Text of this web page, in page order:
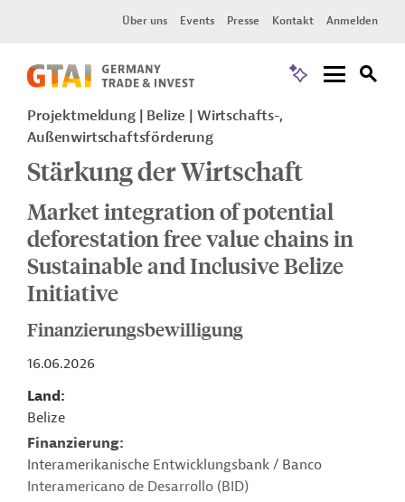
Über uns Events Presse Kontakt Anmelden
Projektmeldung Belize
Wirtschafts-,
Außenwirtschaftsförderung
Stärkung der Wirtschaft
Market integration of potential
deforestation free value chains in
Sustainable and Inclusive Belize
Initiative
Finanzierungsbewilligung
16.06.2026
Land
Belize
Finanzierung
Interamerikanische Entwicklungsbank / Banco
Interamericano de Desarrollo (BID)